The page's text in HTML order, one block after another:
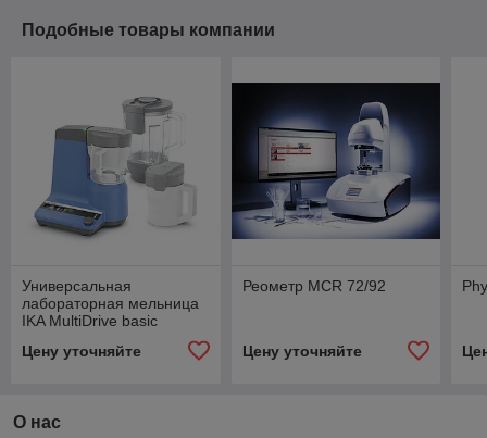
Подобные товары компании
Универсальная
лабораторная мельница
IKA MultiDrive basic
Цену уточняйте
Реометр MCR 72/92
Цену уточняйте
О нас